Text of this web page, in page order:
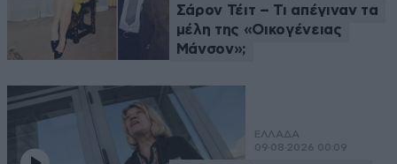
Σάρον Τέιτ – Τι απέγιναν τα
μέλη της «Οικογένειας
Μάνσον»;
ΕΛΛΑΔΑ
09·08·2026 00:09